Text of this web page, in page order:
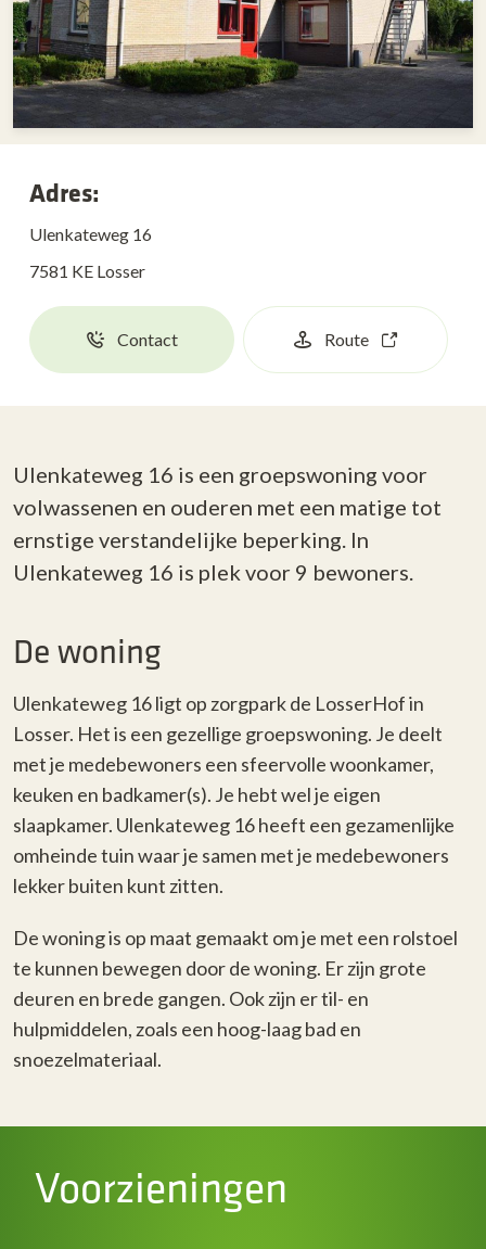
Adres:
Ulenkateweg 16
7581 KE Losser
Contact Route
Ulenkateweg 16 is een groepswoning voor
volwassenen en ouderen met een matige tot
ernstige verstandelijke beperking. In
Ulenkateweg 16 is plek voor 9 bewoners.
De woning
Ulenkateweg 16 ligt op zorgpark de LosserHof in
Losser. Het is een gezellige groepswoning. Je deelt
met je medebewoners een sfeervollewoonkamer,
keuken en badkamer(s). Je hebt wel je eigen
slaapkamer. Ulenkateweg 16 heeft een gezamenlijke
omheinde tuin waar je samen met je medebewoners
lekker buiten kunt zitten.
De woning is op maat gemaakt om je met een rolstoel
te kunnen bewegen door de woning. Er zijn grote
deuren en brede gangen. Ook zijn er til- en
hulpmiddelen, zoals een hoog-laag bad en
snoezelmateriaal.
Voorzieningen